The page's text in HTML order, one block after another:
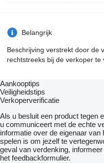
Belangrijk
Beschrijving verstrekt door de
rechtstreeks bij de verkoper te
Aankooptips
Veiligheidstips
Verkoperverificatie
Als u besluit een product tegen
u communiceert met de echte
informatie over de eigenaar
spelen is om jezelf te
geval van verdenking,
het feedbackformulier.